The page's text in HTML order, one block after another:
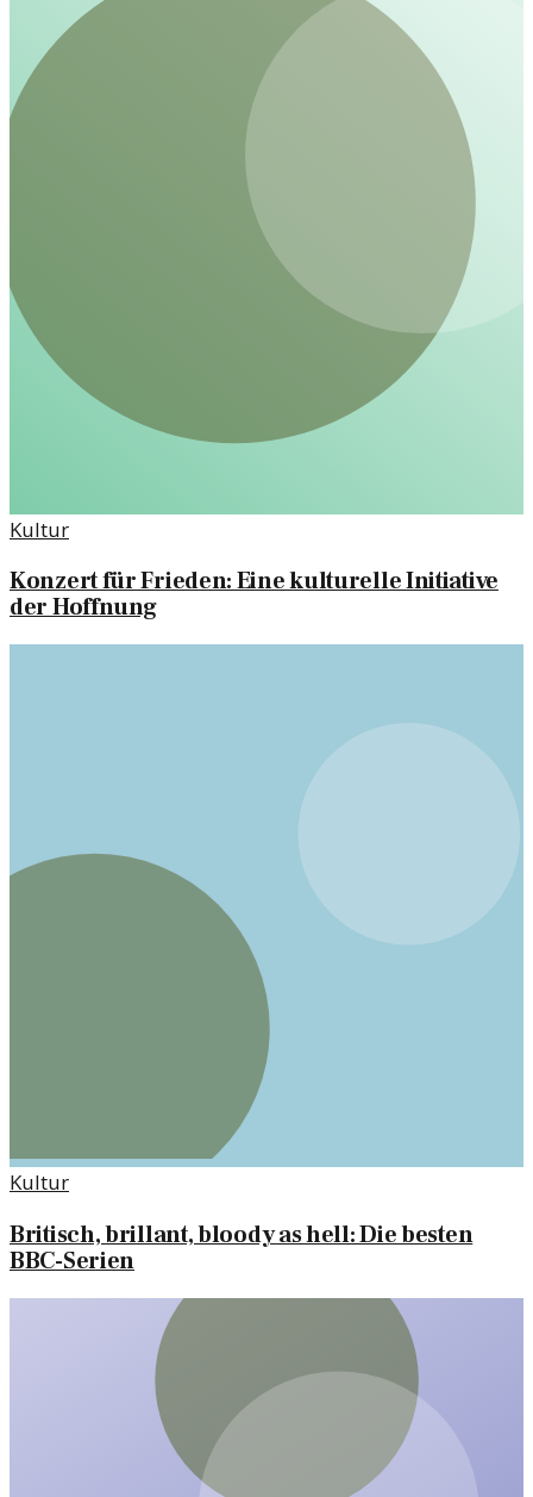
Kultur
Konzert für Frieden: Eine kulturelle Initiative
der Hoffnung
Kultur
Britisch, brillant, bloody as hell: Die besten
BBC-Serien